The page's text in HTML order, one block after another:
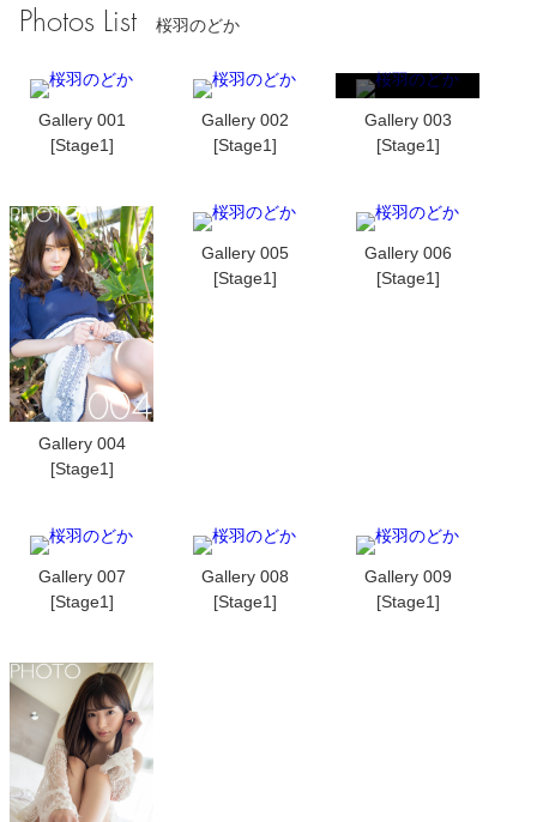
Photos List 桜羽のどか
Gallery 001
[Stage1]
Gallery 002
[Stage1]
Gallery 003
[Stage1]
Gallery 004
[Stage1]
Gallery 005
[Stage1]
Gallery 006
[Stage1]
Gallery 007
[Stage1]
Gallery 008
[Stage1]
Gallery 009
[Stage1]